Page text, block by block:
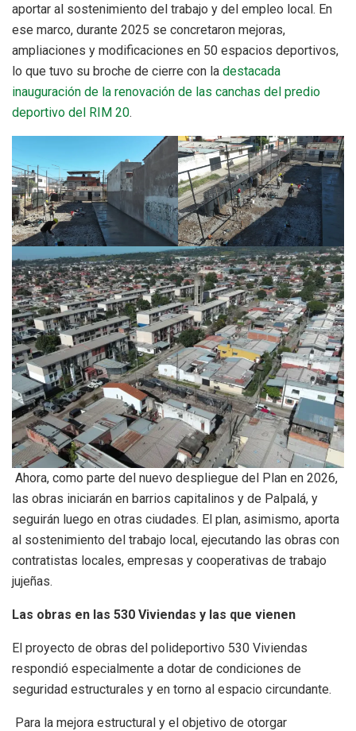
aportar al sostenimiento del trabajo y del empleo local. En
ese marco, durante 2025 se concretaron mejoras,
ampliaciones y modificaciones en 50 espacios deportivos,
lo que tuvo su broche de cierre con la destacada
inauguración de la renovación de las canchas del predio
deportivo del RIM 20.
Ahora, como parte del nuevo despliegue del Plan en 2026,
las obras iniciarán en barrios capitalinos y de Palpalá, y
seguirán luego en otras ciudades. El plan, asimismo, aporta
al sostenimiento del trabajo local, ejecutando las obras con
contratistas locales, empresas y cooperativas de trabajo
jujeñas.
Las obras en las 530 Viviendas y las que vienen
El proyecto de obras del polideportivo 530 Viviendas
respondió especialmente a dotar de condiciones de
seguridad estructurales y en torno al espacio circundante.
Para la mejora estructural y el objetivo de otorgar